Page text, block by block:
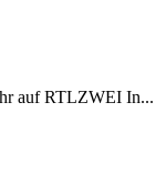
auf RTLZWEI In...